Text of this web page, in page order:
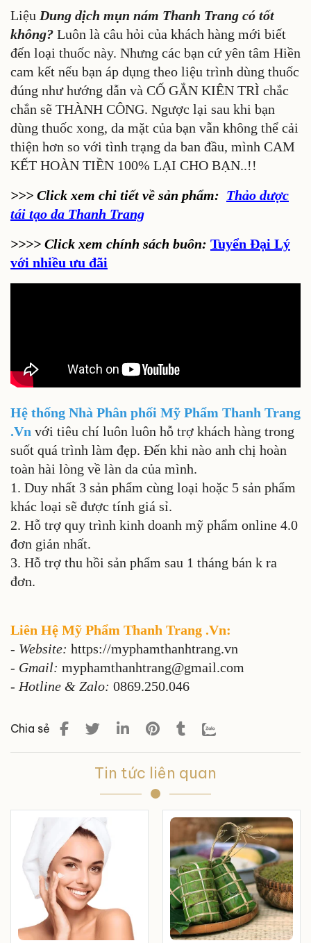
Liệu Dung dịch mụn nám Thanh Trang có tốt
không? Luôn là câu hỏi của khách hàng mới biết
đến loại thuốc này. Nhưng các bạn cứ yên tâm Hiền
cam kết nếu bạn áp dụng theo liệu trình dùng thuốc
đúng như hướng dẫn và CỐ GẮN KIÊN TRÌ chắc
chắn sẽ THÀNH CÔNG. Ngược lại sau khi bạn
dùng thuốc xong, da mặt của bạn vẫn không thể cải
thiện hơn so với tình trạng da ban đầu, mình CAM
KẾT HOÀN TIỀN 100% LẠI CHO BẠN..!!
>>> Click xem chi tiết về sản phẩm: Thảo dược
tái tạo da Thanh Trang
>>>> Click xem chính sách buôn: Tuyển Đại Lý
với nhiều ưu đãi
Hệ thống Nhà Phân phối Mỹ Phẩm Thanh Trang
.Vn với tiêu chí luôn luôn hỗ trợ khách hàng trong
suốt quá trình làm đẹp. Đến khi nào anh chị hoàn
toàn hài lòng về làn da của mình.
1. Duy nhất 3 sản phẩm cùng loại hoặc 5 sản phẩm
khác loại sẽ được tính giá sỉ.
2. Hỗ trợ quy trình kinh doanh mỹ phẩm online 4.0
đơn giản nhất.
3. Hỗ trợ thu hồi sản phẩm sau 1 tháng bán k ra
đơn.
Liên Hệ Mỹ Phẩm Thanh Trang .Vn:
- Website: https://myphamthanhtrang.vn
- Gmail: myphamthanhtrang@gmail.com
- Hotline & Zalo: 0869.250.046
Chia sẻ
Tin tức liên quan